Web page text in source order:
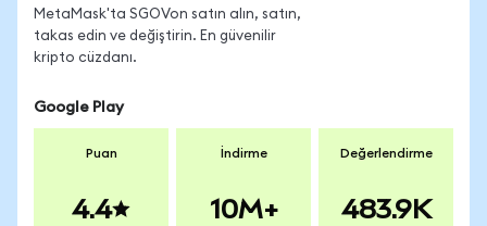
MetaMask'ta SGOVon satın alın, satın,
takas edin ve değiştirin. En güvenilir
kripto cüzdanı.
Google Play
Puan
4.4
İndirme
10M+
Değerlendirme
483.9K